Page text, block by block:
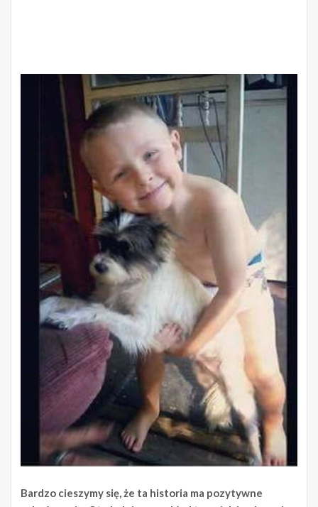
Bardzo cieszymy się, że ta historia ma pozytywne